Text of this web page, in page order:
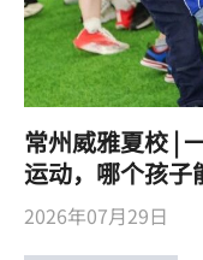
常州威雅夏校 |
运动，哪个孩子
2026年07月29日